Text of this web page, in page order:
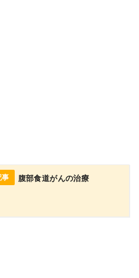
腹部食道がんの治療